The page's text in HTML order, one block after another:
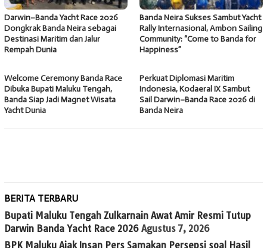
Darwin–Banda Yacht Race 2026
Dongkrak Banda Neira sebagai
Destinasi Maritim dan Jalur
Rempah Dunia
Banda Neira Sukses Sambut Yacht
Rally Internasional, Ambon Sailing
Community: “Come to Banda for
Happiness”
Welcome Ceremony Banda Race
Dibuka Bupati Maluku Tengah,
Banda Siap Jadi Magnet Wisata
Yacht Dunia
Perkuat Diplomasi Maritim
Indonesia, Kodaeral IX Sambut
Sail Darwin–Banda Race 2026 di
Banda Neira
BERITA TERBARU
Bupati Maluku Tengah Zulkarnain Awat Amir Resmi Tutup
Darwin Banda Yacht Race 2026 Agustus 7, 2026
BPK Maluku Ajak Insan Pers Samakan Persepsi soal Hasil